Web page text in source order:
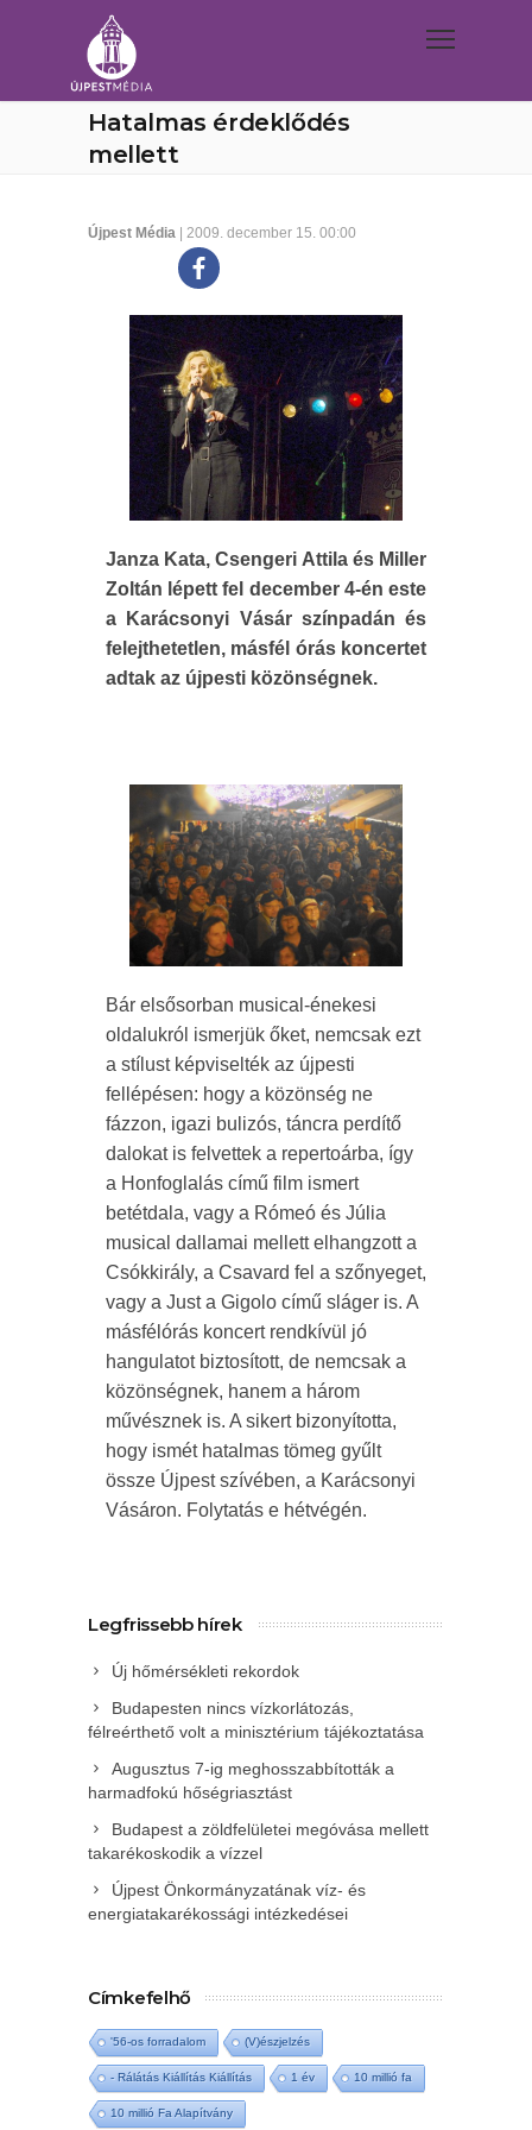
Hatalmas érdeklődés
mellett
Újpest Média | 2009. december 15. 00:00
Janza Kata, Csengeri Attila és Miller
Zoltán lépett fel december 4-én este
a Karácsonyi Vásár színpadán és
felejthetetlen, másfél órás koncertet
adtak az újpesti közönségnek.
Bár elsősorban musical-énekesi
oldalukról ismerjük őket, nemcsak ezt
a stílust képviselték az újpesti
fellépésen: hogy a közönség ne
fázzon, igazi bulizós, táncra perdítő
dalokat is felvettek a repertoárba, így
a Honfoglalás című film ismert
betétdala, vagy a Rómeó és Júlia
musical dallamai mellett elhangzott a
Csókkirály, a Csavard fel a szőnyeget,
vagy a Just a Gigolo című sláger is. A
másfélórás koncert rendkívül jó
hangulatot biztosított, de nemcsak a
közönségnek, hanem a három
művésznek is. A sikert bizonyította,
hogy ismét hatalmas tömeg gyűlt
össze Újpest szívében, a Karácsonyi
Vásáron. Folytatás e hétvégén.
Legfrissebb hírek
Új hőmérsékleti rekordok
Budapesten nincs vízkorlátozás,
félreérthető volt a minisztérium tájékoztatása
Augusztus 7-ig meghosszabbították a
harmadfokú hőségriasztást
Budapest a zöldfelületei megóvása mellett
takarékoskodik a vízzel
Újpest Önkormányzatának víz- és
energiatakarékossági intézkedései
Címkefelhő
'56-os forradalom (V)észjelzés
- Rálátás Kiállítás Kiállítás 1 év 10 millió fa
10 millió Fa Alapítvány